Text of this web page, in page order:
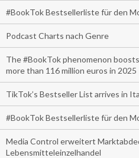
#BookTok Bestsellerliste für den
Podcast Charts nach Genre
The #BookTok phenomenon
more than 116 million euros in 2025
TikTok’s Bestseller List arrives in
#BookTok Bestsellerliste für den
Media Control erweitert
Lebensmitteleinzelhandel